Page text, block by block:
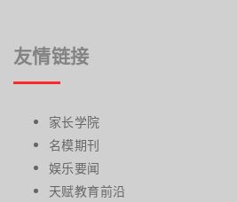
友情链接
家长学院
名模期刊
娱乐要闻
天赋教育前沿